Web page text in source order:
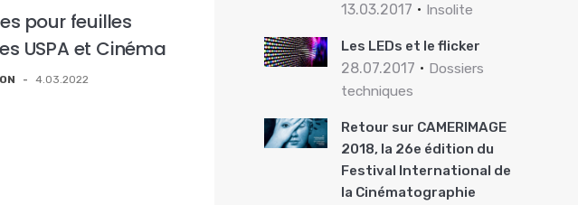
pour feuilles
USPA et Cinéma
- 4.03.2022
13.03.2017 Insolite
Les LEDs et le flicker
28.07.2017
Dossiers
techniques
Retour sur CAMERIMAGE
2018, la 26e édition du
Festival International de
la Cinématographie